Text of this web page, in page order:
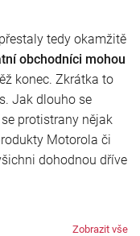
tedy okamžitě
obchodníci mohou
konec. Zkrátka to
Jak dlouho se
protistrany nějak
Motorola či
dohodnou dříve
Zobrazit vše